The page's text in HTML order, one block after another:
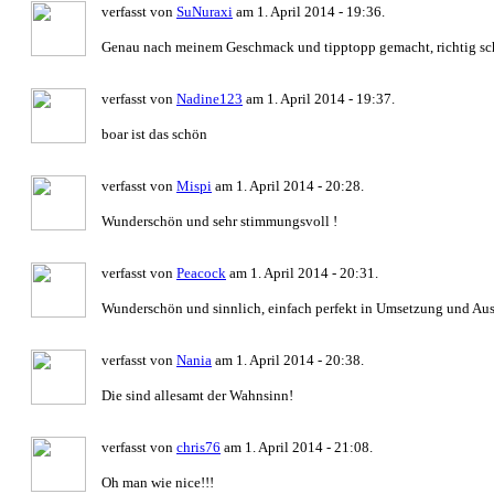
verfasst von SuNuraxi am 1. April 2014 - 19:36.
Genau nach meinem Geschmack und tipptopp gemacht, richtig
verfasst von Nadine123 am 1. April 2014 - 19:37.
boar ist das schön
verfasst von Mispi am 1. April 2014 - 20:28.
Wunderschön und sehr stimmungsvoll !
verfasst von Peacock am 1. April 2014 - 20:31.
Wunderschön und sinnlich, einfach perfekt in Umsetzung und
verfasst von Nania am 1. April 2014 - 20:38.
Die sind allesamt der Wahnsinn!
verfasst von chris76 am 1. April 2014 - 21:08.
Oh man wie nice!!!